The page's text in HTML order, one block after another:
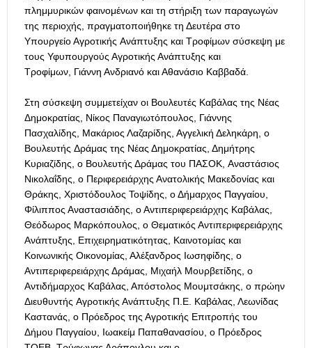
πλημμυρικών φαινομένων και τη στήριξη των παραγωγών
της περιοχής, πραγματοποιήθηκε τη Δευτέρα στο
Υπουργείο Αγροτικής Ανάπτυξης και Τροφίμων σύσκεψη με
τους Υφυπουργούς Αγροτικής Ανάπτυξης και
Τροφίμων, Γιάννη Ανδριανό και Αθανάσιο Καββαδά.
Στη σύσκεψη συμμετείχαν οι Βουλευτές Καβάλας της Νέας
Δημοκρατίας, Νίκος Παναγιωτόπουλος, Γιάννης
Πασχαλίδης, Μακάριος Λαζαρίδης, Αγγελική Δεληκάρη, ο
Βουλευτής Δράμας της Νέας Δημοκρατίας, Δημήτρης
Κυριαζίδης, ο Βουλευτής Δράμας του ΠΑΣΟΚ, Αναστάσιος
Νικολαΐδης, ο Περιφερειάρχης Ανατολικής Μακεδονίας και
Θράκης, Χριστόδουλος Τοψίδης, ο Δήμαρχος Παγγαίου,
Φίλιππος Αναστασιάδης, ο Αντιπεριφερειάρχης Καβάλας,
Θεόδωρος Μαρκόπουλος, ο Θεματικός Αντιπεριφερειάρχης
Ανάπτυξης, Επιχειρηματικότητας, Καινοτομίας και
Κοινωνικής Οικονομίας, Αλέξανδρος Ιωσηφίδης, ο
Αντιπεριφερειάρχης Δράμας, Μιχαήλ Μουρβετίδης, ο
Αντιδήμαρχος Καβάλας, Απόστολος Μουμτσάκης, ο πρώην
Διευθυντής Αγροτικής Ανάπτυξης Π.Ε. Καβάλας, Λεωνίδας
Καστανάς, ο Πρόεδρος της Αγροτικής Επιτροπής του
Δήμου Παγγαίου, Ιωακείμ Παπαθανασίου, ο Πρόεδρος